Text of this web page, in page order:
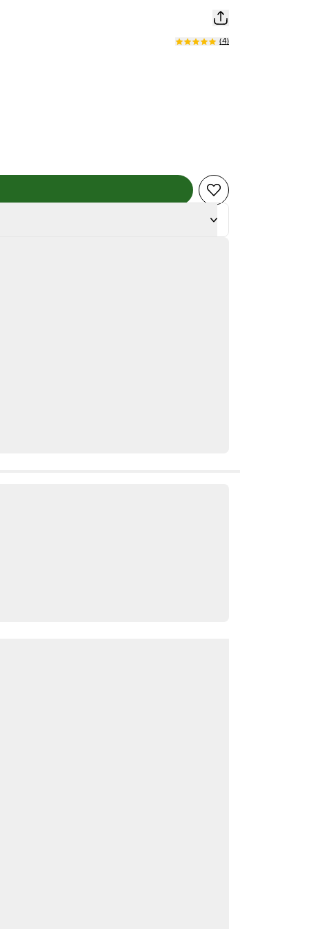
(4)